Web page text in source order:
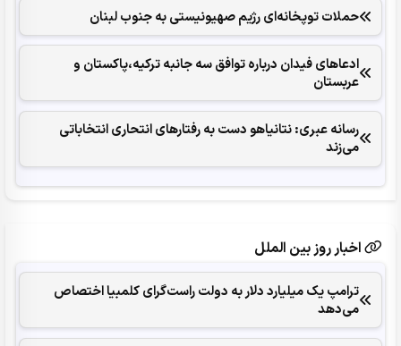
حملات توپخانه‌ای رژیم صهیونیستی به جنوب لبنان
ادعاهای فیدان درباره توافق سه جانبه ترکیه،پاکستان و
عربستان
رسانه عبری: نتانیاهو دست به رفتارهای انتحاری انتخاباتی
می‌زند
اخبار روز بین الملل
ترامپ یک میلیارد دلار به دولت راست‌گرای کلمبیا اختصاص
می‌دهد